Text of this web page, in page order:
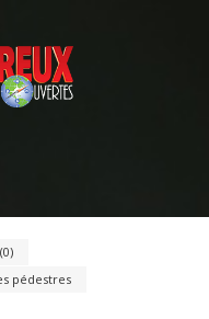
pédestres